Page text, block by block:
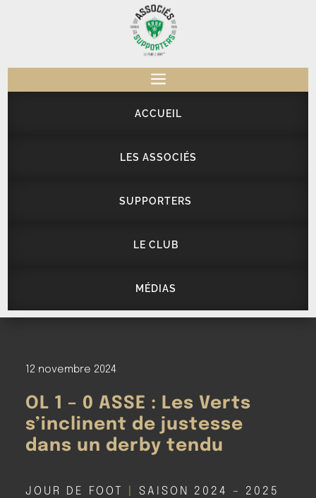
a
ACCUEIL
LES ASSOCIÉS
SUPPORTERS
LE CLUB
MÉDIAS
12 novembre 2024
OL 1 – 0 ASSE : Les Verts
s’inclinent de justesse
dans un derby tendu
JOUR DE FOOT SAISON 2024 – 2025